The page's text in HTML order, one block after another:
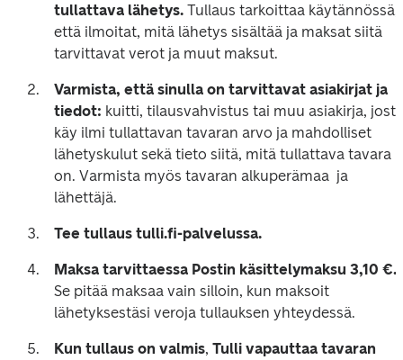
tullattava lähetys. Tullaus tarkoittaa käytännössä,
että ilmoitat, mitä lähetys sisältää ja maksat siitä
tarvittavat verot ja muut maksut.
Varmista, että sinulla on tarvittavat asiakirjat ja
tiedot: kuitti, tilausvahvistus tai muu asiakirja, josta
käy ilmi tullattavan tavaran arvo ja mahdolliset
lähetyskulut sekä tieto siitä, mitä tullattava tavara
on. Varmista myös tavaran alkuperämaa  ja
lähettäjä.
Tee tullaus tulli.fi-palvelussa.
Se pitää maksaa vain silloin, kun maksoit
lähetyksestäsi veroja tullauksen yhteydessä.
Kun tullaus on valmis, Tulli vapauttaa tavaran